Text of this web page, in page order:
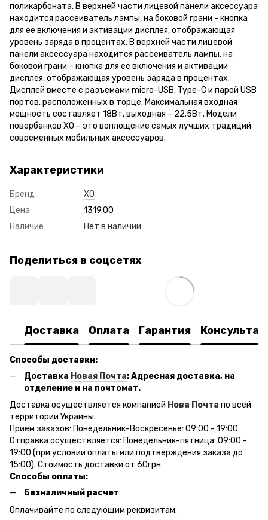
поликарбоната. В верхней части лицевой панели аксессуара
находится рассеиватель лампы, на боковой грани - кнопка
для ее включения и активации дисплея, отображающая
уровень заряда в процентах. В верхней части лицевой
панели аксессуара находится рассеиватель лампы, на
боковой грани – кнопка для ее включения и активации
дисплея, отображающая уровень заряда в процентах.
Дисплей вместе с разъемами micro-USB, Type-C и парой USB
портов, расположенных в торце. Максимальная входная
мощность составляет 18Вт, выходная – 22.5Вт. Модели
повербанков XO – это воплощение самых лучших традиций
современных мобильных аксессуаров.
Характеристики
Бренд
XO
Цена
1319.00
Наличие
Нет в наличии
Поделиться в соцсетях
Доставка Оплата Гарантия
Способы доставки:
Доставка Новая Почта: Адресная доставка, на
отделение и на почтомат.
Доставка осуществляется компанией Нова Почта по всей
территории Украины.
Прием заказов: Понедельник-Воскресенье: 09:00 - 19:00
Отправка осуществляется: Понедельник-пятница: 09:00 -
19:00 (при условии оплаты или подтверждения заказа до
15:00). Стоимость доставки от 60грн
Способы оплаты:
Безналичный расчет
Оплачивайте по следующим реквизитам: